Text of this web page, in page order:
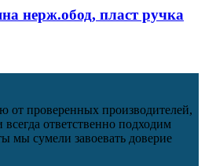
нерж.обод, пласт ручка
от проверенных производителей,
ответственно подходим
мы сумели завоевать доверие